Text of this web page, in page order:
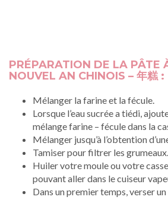
PRÉPARATION DE LA PÂTE
NOUVEL AN CHINOIS – 年糕 :
Mélanger la farine et la fécule.
Lorsque l’eau sucrée a tiédi,
mélange farine – fécule dans la
Mélanger jusqu’à l’obtention
Tamiser pour filtrer les grumeaux.
Huiler votre moule ou votre
pouvant aller dans le cuiseur
Dans un premier temps, verser